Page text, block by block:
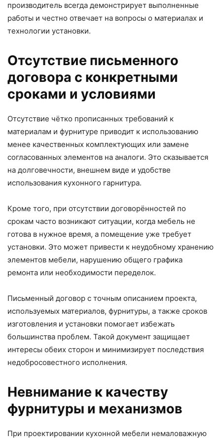
производитель всегда демонстрирует выполненные
работы и честно отвечает на вопросы о материалах и
технологии установки.
Отсутствие письменного
договора с конкретными
сроками и условиями
Отсутствие чётко прописанных требований к
материалам и фурнитуре приводит к использованию
менее качественных комплектующих или замене
согласованных элементов на аналоги. Это сказывается
на долговечности, внешнем виде и удобстве
использования кухонного гарнитура.
Кроме того, при отсутствии договорённостей по
срокам часто возникают ситуации, когда мебель не
готова в нужное время, а помещение уже требует
установки. Это может привести к неудобному хранению
элементов мебели, нарушению общего графика
ремонта или необходимости переделок.
Письменный договор с точным описанием проекта,
используемых материалов, фурнитуры, а также сроков
изготовления и установки помогает избежать
большинства проблем. Такой документ защищает
интересы обеих сторон и минимизирует последствия
недобросовестного исполнения.
Невнимание к качеству
фурнитуры и механизмов
При проектировании кухонной мебели немаловажную